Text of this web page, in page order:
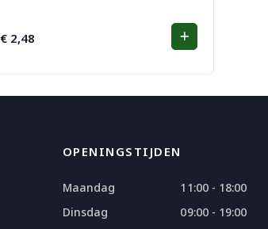
€ 2,48
OPENINGSTIJDEN
Maandag
11:00 - 18:00
Dinsdag
09:00 - 19:00